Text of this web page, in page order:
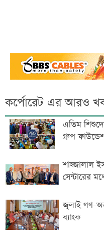
কর্পোরেট এর আরও
এতিম
গ্রুপ
শাহ্জালাল
সেন্টারের
জুলাই গণ-
ব্যাংক